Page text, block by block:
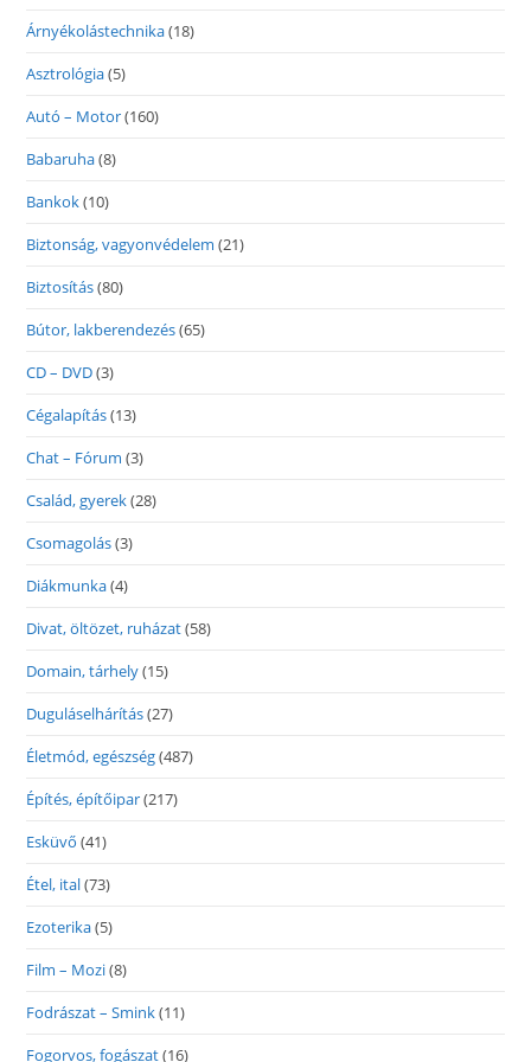
Árnyékolástechnika(18)
Asztrológia(5)
Autó – Motor(160)
Babaruha(8)
Bankok(10)
Biztonság, vagyonvédelem (21)
Biztosítás(80)
Bútor, lakberendezés(65)
CD – DVD(3)
Cégalapítás(13)
Chat – Fórum (3)
Család, gyerek(28)
Csomagolás(3)
Diákmunka(4)
Divat, öltözet, ruházat(58)
Domain, tárhely(15)
Duguláselhárítás(27)
Életmód, egészség(487)
Építés, építőipar(217)
Esküvő (41)
Étel, ital(73)
Ezoterika(5)
Film – Mozi(8)
Fodrászat – Smink(11)
Fogorvos, fogászat(16)